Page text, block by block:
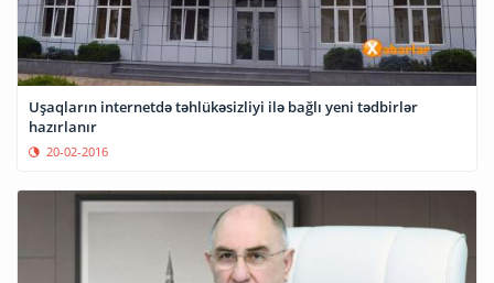
Uşaqların internetdə təhlükəsizliyi ilə bağlı yeni tədbirlər
hazırlanır
20-02-2016